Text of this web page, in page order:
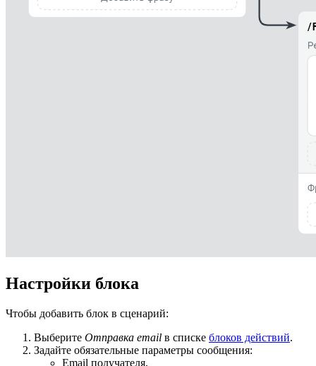
Настройки блока
Чтобы добавить блок в сценарий:
Выберите Отправка email в списке блоков действий.
Задайте обязательные параметры сообщения:
Email получателя.